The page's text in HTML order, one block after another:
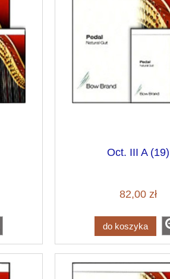
Oct. III A (19)
82,00 zł
do koszyka